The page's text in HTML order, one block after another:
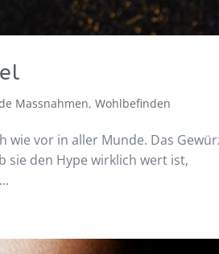
Massnahmen,Wohlbefinden
wie vor in aller Munde. Das
sie den Hype wirklich wert ist,